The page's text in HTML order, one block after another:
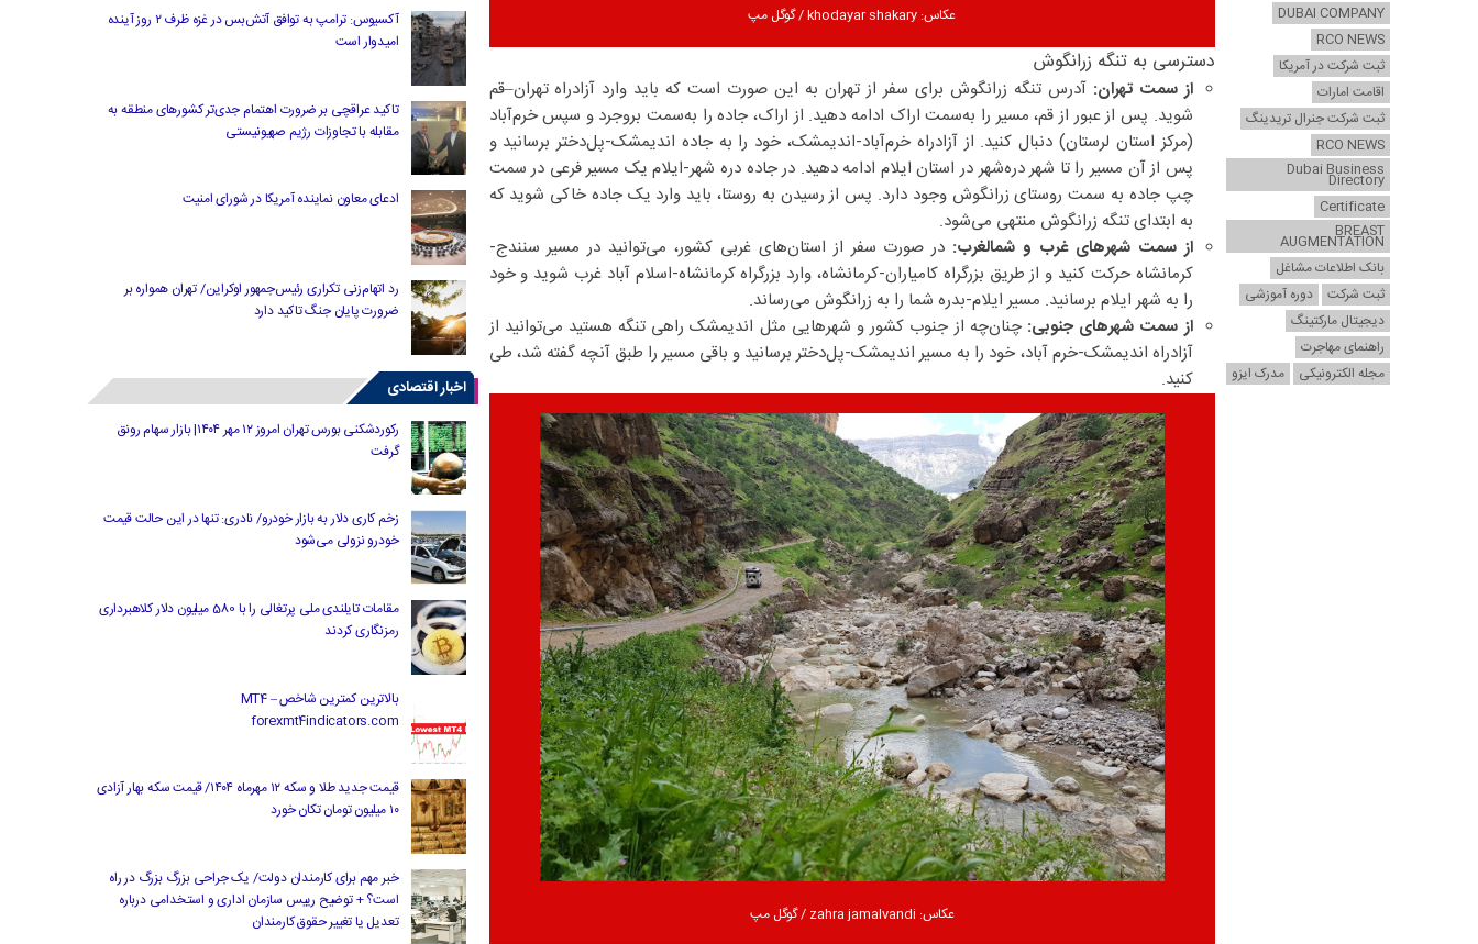
عکاس: khodayar shakary / گوگل مپ
دسترسی به تنگه زرانگوش
از سمت تهران:آدرس تنگه زرانگوش برای سفر از تهران به این صورت است که باید وارد آزادراه تهران–قم
شوید. پس از عبور از قم، مسیر را به‌سمت اراک ادامه دهید. از اراک، جاده را به‌سمت بروجرد و سپس خرم‌آباد
(مرکز استان لرستان) دنبال کنید. از آزادراه خرم‌آباد-اندیمشک، خود را به جاده اندیمشک-پل‌دختر برسانید و
پس از آن مسیر را تا شهر دره‌شهر در استان ایلام ادامه دهید. در جاده دره شهر-ایلام یک مسیر فرعی در سمت
چپ جاده به سمت روستای زرانگوش وجود دارد. پس از رسیدن به روستا، باید وارد یک جاده خاکی شوید که
به ابتدای تنگه زرانگوش منتهی می‌شود.
از سمت شهرهای غرب و شمالغرب: در صورت سفر از استان‌های غربی کشور، می‌توانید در مسیر سنندج-
کرمانشاه حرکت کنید و از طریق بزرگراه کامیاران-کرمانشاه، وارد بزرگراه کرمانشاه-اسلام آباد غرب شوید و خود
را به شهر ایلام برسانید. مسیر ایلام-بدره شما را به زرانگوش می‌رساند.
از سمت شهرهای جنوبی: چنان‌چه از جنوب کشور و شهرهایی مثل اندیمشک راهی تنگه هستید می‌توانید از
آزادراه اندیمشک-خرم آباد، خود را به مسیر اندیمشک-پل‌دختر برسانید و باقی مسیر را طبق آنچه گفته شد، طی
کنید.
عکاس: zahra jamalvandi / گوگل مپ
DUBAI COMPANY
RCO NEWS
ثبت شرکت در آمریکا
اقامت امارات
ثبت شرکت جنرال تریدینگ
RCO NEWS
Dubai Business
Directory
Certificate
BREAST
AUGMENTATION
بانک اطلاعات مشاغل
ثبت شرکت
دوره آموزشی
دیجیتال مارکتینگ
راهنمای مهاجرت
مجله الکترونیکی
مدرک ایزو
آکسیوس: ترامپ به توافق آتش‌بس در غزه ظرف ۲ روز آینده
امیدوار است
تاکید عراقچی بر ضرورت اهتمام جدی‌تر کشورهای منطقه به
مقابله با تجاوزات رژیم صهیونیستی
ادعای معاون نماینده آمریکا در شورای امنیت
رد اتهام‌زنی تکراری رئیس‌جمهور اوکراین/ تهران همواره بر
ضرورت پایان جنگ تاکید دارد
اخبار اقتصادی
رکوردشکنی بورس تهران امروز ۱۲ مهر ۱۴۰۴| بازار سهام رونق
گرفت
زخم کاری دلار به بازار خودرو/ نادری: تنها در این حالت قیمت
خودرو نزولی می‌شود
مقامات تایلندی ملی پرتغالی را با 580 میلیون دلار کلاهبرداری
رمزنگاری کردند
بالاترین کمترین شاخص MT4 –
forexmt4indicators.com
قیمت جدید طلا و سکه ۱۲ مهرماه ۱۴۰۴/ قیمت سکه بهار آزادی
۱۰ میلیون تومان تکان خورد
خبر مهم برای کارمندان دولت/ یک جراحی بزرگ بزرگ در راه
است؟ + توضیح رییس سازمان اداری و استخدامی درباره
تعدیل یا تغییر حقوق کارمندان